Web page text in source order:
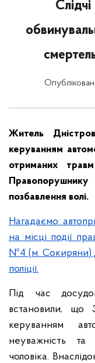
Житель
керуванням
отриманих
позбавлення волі.
Нагадаємо:
на місці події
№4 (м. Сокиряни)
поліції.
Під час
встановили, що
керуванням
неуважність та
чоловіка.